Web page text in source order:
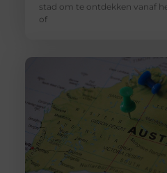
stad om te ontdekken vanaf
of